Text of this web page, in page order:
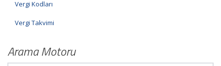
Vergi Kodları
Vergi Takvimi
Arama Motoru